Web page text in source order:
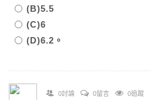
(B)5.5
(C)6
(D)6.2。
0討論 0留言 0追蹤